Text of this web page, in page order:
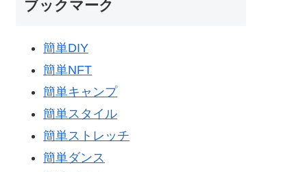
ブックマーク
簡単DIY
簡単NFT
簡単キャンプ
簡単スタイル
簡単ストレッチ
簡単ダンス